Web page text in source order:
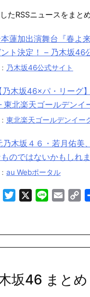
たRSSニュースをまと
蓮加出演舞台『春よ
ト決定！ – 乃木坂46
乃木坂46公式サイト
乃木坂46×パ・リーグ
東北楽天ゴールデンイ
東北楽天ゴールデンイー
乃木坂４６・若月佑美
のではないかもしれ
au Webポータル
FacebookTwitter Line Email
坂46 まと